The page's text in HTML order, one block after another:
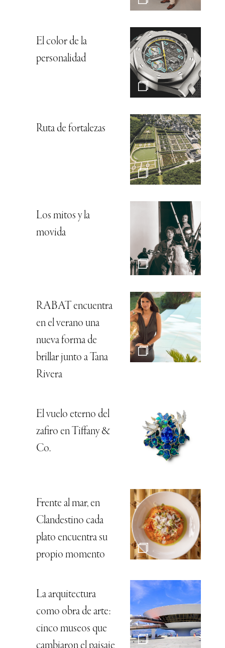
El color de la
personalidad
Ruta de fortalezas
Los mitos y la
movida
RABAT encuentra
en el verano una
nueva forma de
brillar junto a Tana
Rivera
El vuelo eterno del
zafiro en Tiffany &
Co.
Frente al mar, en
Clandestino cada
plato encuentra su
propio momento
La arquitectura
como obra de arte:
cinco museos que